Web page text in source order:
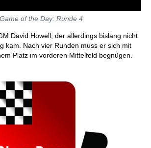
Game of the Day: Runde 4
David Howell, der allerdings bislang nicht
kam. Nach vier Runden muss er sich mit
Platz im vorderen Mittelfeld begnügen.